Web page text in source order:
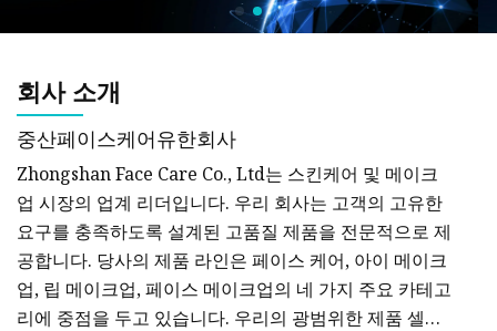
회사 소개
중산페이스케어유한회사
Zhongshan Face Care Co., Ltd는 스킨케어 및 메이크
업 시장의 업계 리더입니다. 우리 회사는 고객의 고유한
요구를 충족하도록 설계된 고품질 제품을 전문적으로 제
공합니다. 당사의 제품 라인은 페이스 케어, 아이 메이크
업, 립 메이크업, 페이스 메이크업의 네 가지 주요 카테고
리에 중점을 두고 있습니다. 우리의 광범위한 제품 셀렉